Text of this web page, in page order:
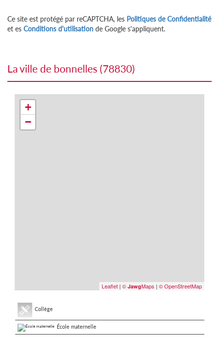
Ce site est protégé par reCAPTCHA, les Politiques de Confidentialité
et es Conditions d'utilisation de Google s'appliquent.
la ville de bonnelles (78830)
+
−
Leaflet | © JawgMaps | © OpenStreetMap
Collège
École maternelle